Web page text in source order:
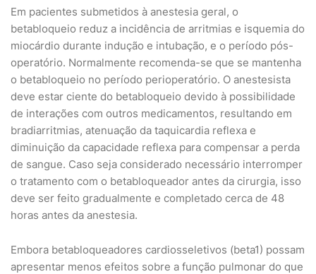
Em pacientes submetidos à anestesia geral, o
betabloqueio reduz a incidência de arritmias e isquemia do
miocárdio durante indução e intubação, e o período pós-
operatório. Normalmente recomenda-se que se mantenha
o betabloqueio no período perioperatório. O anestesista
deve estar ciente do betabloqueio devido à possibilidade
de interações com outros medicamentos, resultando em
bradiarritmias, atenuação da taquicardia reflexa e
diminuição da capacidade reflexa para compensar a perda
de sangue. Caso seja considerado necessário interromper
o tratamento com o betabloqueador antes da cirurgia, isso
deve ser feito gradualmente e completado cerca de 48
horas antes da anestesia.
Embora betabloqueadores cardiosseletivos (beta1) possam
apresentar menos efeitos sobre a função pulmonar do que